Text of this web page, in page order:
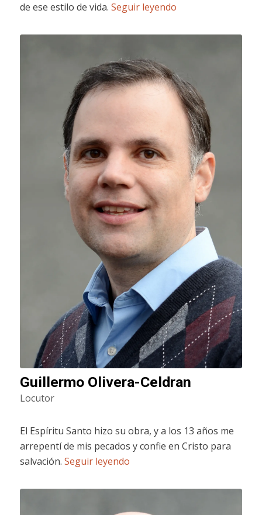
de ese estilo de vida. Seguir leyendo
Guillermo Olivera-Celdran
Locutor
El Espíritu Santo hizo su obra, y a los 13 años me
arrepentí de mis pecados y confie en Cristo para
salvación. Seguir leyendo